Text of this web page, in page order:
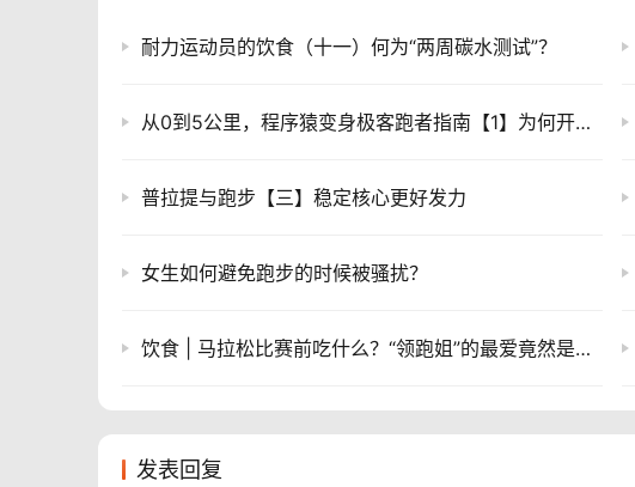
耐力运动员的饮食（十一）何为“两周碳水测试”？
从0到5公里，程序猿变身极客跑者指南【1】为何开始跑步
普拉提与跑步【三】稳定核心更好发力
女生如何避免跑步的时候被骚扰？
饮食 | 马拉松比赛前吃什么？“领跑姐”的最爱竟然是…
发表回复